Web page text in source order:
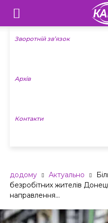
Телебачення
«Капрі»
Новини
Зворотній зв’язок
Архів
Контакти
додому Актуально
безробітних жителів
направлення...